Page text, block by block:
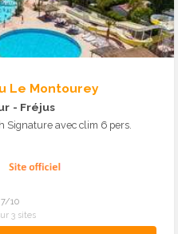
Le Montourey
- Fréjus
Signature avec clim 6 pers.
7/10
3 sites